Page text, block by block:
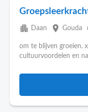
apartment Daan place Gouda
om te blijven groeien.
cultuurvoordelen en